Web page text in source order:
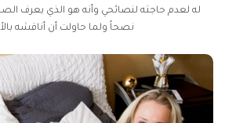
له لعدم حاجته لنصائحي وأنه هو الذي يعرف
نصحاً ولما حاولت أن أناقشه